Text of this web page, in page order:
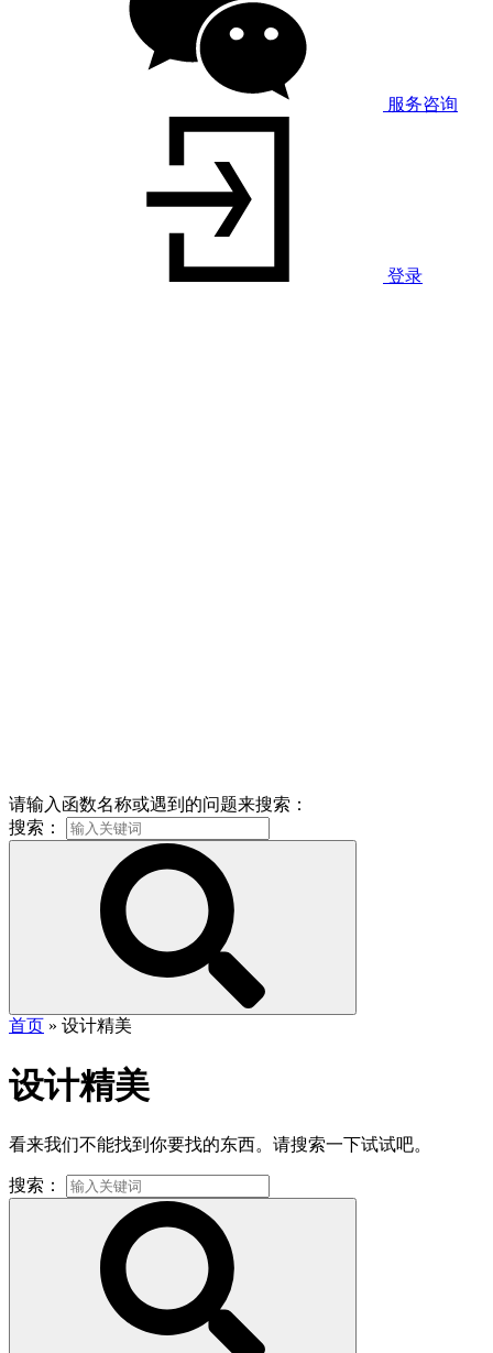
服务咨询
登录
请输入函数名称或遇到的问题来搜索：
搜索：
首页 » 设计精美
设计精美
看来我们不能找到你要找的东西。请搜索一下试试吧。
搜索：